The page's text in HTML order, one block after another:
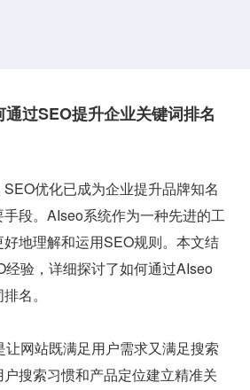
过SEO提升企业关键词排名
优化已成为企业提升品牌知名
段。AIseo系统作为一种先进的工
地理解和运用SEO规则。本文结
验，详细探讨了如何通过AIseo
名。
网站既满足用户需求又满足搜索
搜索习惯和产品定位建立精准关